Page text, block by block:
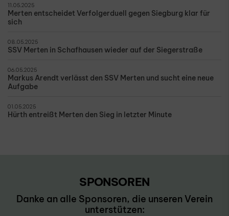
11.05.2025
Merten entscheidet Verfolgerduell gegen Siegburg klar für
sich
08.05.2025
SSV Merten in Schafhausen wieder auf der Siegerstraße
06.05.2025
Markus Arendt verlässt den SSV Merten und sucht eine neue
Aufgabe
01.05.2025
Hürth entreißt Merten den Sieg in letzter Minute
SPONSOREN
Danke an alle Sponsoren, die unseren Verein
unterstützen: